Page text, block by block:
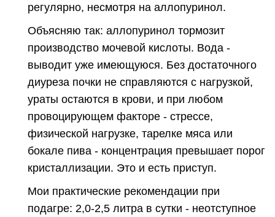
регулярно, несмотря на аллопуринол.
Объясняю так: аллопуринол тормозит
производство мочевой кислоты. Вода -
выводит уже имеющуюся. Без достаточного
диуреза почки не справляются с нагрузкой,
ураты остаются в крови, и при любом
провоцирующем факторе - стрессе,
физической нагрузке, тарелке мяса или
бокале пива - концентрация превышает порог
кристаллизации. Это и есть приступ.
Мои практические рекомендации при
подагре: 2,0-2,5 литра в сутки - неотступное